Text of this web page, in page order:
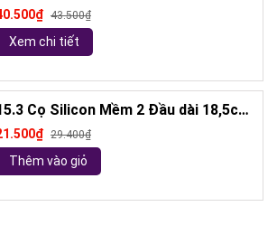
keo và giũa móng (ngẫu nhiên)
43.500₫
Xem chi tiết
Cọ Silicon Mềm 2 Đầu dài 18,5cm
ngẫu nhiên)
29.400₫
Thêm vào giỏ